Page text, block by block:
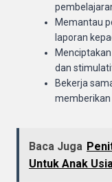
Memantau
laporan
dan
Bekerja
memberikan
Baca Juga
Untuk Anak